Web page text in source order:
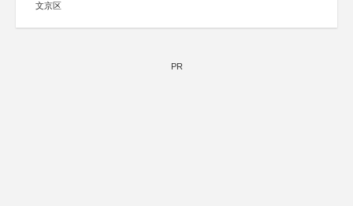
文京区
PR